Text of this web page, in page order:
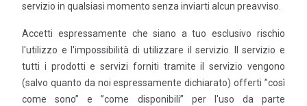
servizio in qualsiasi momento senza inviarti alcun preavviso.
Accetti espressamente che siano a tuo esclusivo rischio
l'utilizzo e l'impossibilità di utilizzare il servizio. Il servizio e
tutti i prodotti e servizi forniti tramite il servizio vengono
(salvo quanto da noi espressamente dichiarato) offerti ”così
come sono” e ”come disponibili” per l'uso da parte